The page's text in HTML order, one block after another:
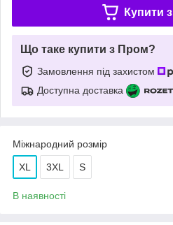
Купити з
Що таке купити з Пром?
Замовлення під захистом
Доступна доставка
Міжнародний розмір
XL 3XL S
В наявності